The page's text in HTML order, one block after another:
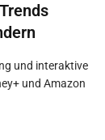
und interaktive
und Amazon